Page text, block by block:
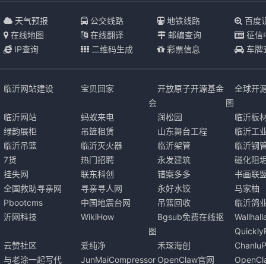
天气预报 公交线路 地铁线路
百度
在线地图
在线翻译 邮编查询
征信
IP查询
二维码生成 彩票信息 车牌
临沂网站建设 宝贝回家
开放原子开源基金
会
全球开
图
临沂网站
蚂蚁来电 润松园
临沂板
绿韵展柜
吊篮租赁 山东舞台工程
临沂工
临沂吊篮
临沂灭火器 临沂架管
临沂钢
7货
热门招聘 永发建筑
磁化阻
挂失网
联东科创 错案多多
书画联
全国救助寻亲网
寻亲寻人网 永好水饺
马家柚
Pbootcms
中国地震台网 吊篮回收
临沂鸽
沂网科技
WikiHow
Bgsub免费在线抠
图
云赞社区
爱纯净 禾琛海创
与老涂一起写代
JunMaiCompressor OpenClaw官网